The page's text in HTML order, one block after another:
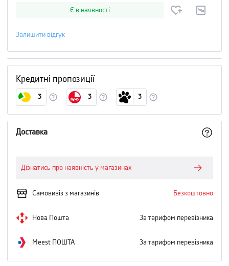
Є в наявності
Залишити відгук
Кредитні пропозиції
3 3 3
Доставка
Дізнатись про наявність у магазинах
Самовивіз з магазинів Безкоштовно
Нова Пошта За тарифом перевізника
Meest ПОШТА За тарифом перевізника